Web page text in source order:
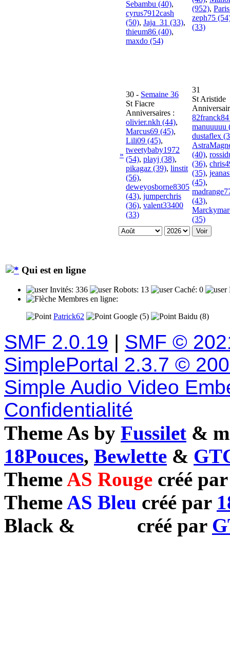
Sebambu (40),
cyrus7912cash
(50), Jaja_31 (33),
thieum86 (40),
maxdo (54)
(952),
zeph75
(33)
»
30 - Semaine 36
St Fiacre
Anniversaires :
olivier.nkh (44),
Marcus69 (45),
Lili09 (45),
tweetybaby1972
(54), playj (38),
pikagaz (39), linstit
(56),
deweyosborne8305
(43), jumperchris
(36), valent33400
(33)
31
St Aristide
manuuuuu
dustaflex
(40),
(36),
(35),
(45),
(43),
(35)
Qui est en ligne
Invités: 336 Robots: 13 Caché: 0
Membres en ligne:
Patrick62
Google (5) Baidu (8)
SMF 2.0.19 | SMF ©
SimplePortal 2.3.7 ©
Simple Audio Video
Confidentialité
Theme As by Fussilet &
18Pouces, Bewlette &
ThemeAS Rouge créé
ThemeAS Bleu créé par
Black & créé par